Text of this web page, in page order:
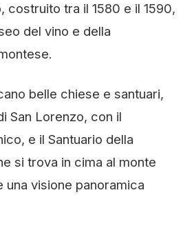
costruito tra il 1580 e il 1590,
del vino e della
belle chiese e santuari,
San Lorenzo, con il
e il Santuario della
si trova in cima al monte
una visione panoramica